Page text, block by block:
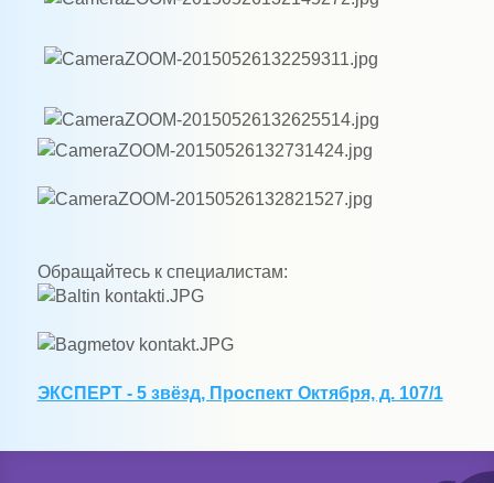
Обращайтесь к специалистам:
ЭКСПЕРТ - 5 звёзд, Проспект Октября, д. 107/1